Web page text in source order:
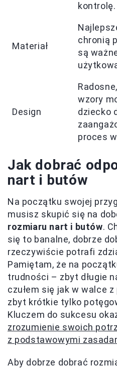
kontrolę.
Materiał
chronią
są
Design
wzory
dziecko
proces
Jak dobrać
nart i butów
Na początku swojej
musisz skupić się na
rozmiaru nart i butów.
się to banalne, dobrze
rzeczywiście potrafi
Pamiętam, że na
trudności – zbyt długie
czułem się jak w walce
zbyt krótkie tylko
Kluczem do sukcesu
zrozumienie swoich
z podstawowymi
Aby dobrze dobrać